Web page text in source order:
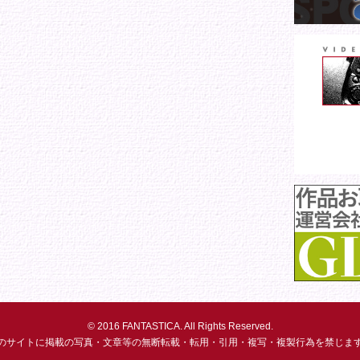
© 2016 FANTASTICA. All Rights Reserved.
サイトに掲載の写真・文章等の無断転載・転用・引用・複写・複製行為を禁じま